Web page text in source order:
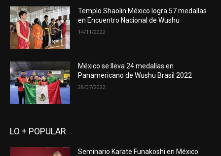
Templo Shaolin México logra 57 medallas
en Encuentro Nacional de Wushu
14/11/2022
México se lleva 24 medallas en
Panamericano de Wushu Brasil 2022
28/07/2022
LO + POPULAR
Seminario Karate Funakoshi en México